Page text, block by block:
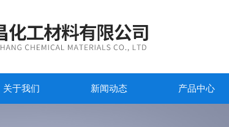
关于我们 新闻动态 产品中心